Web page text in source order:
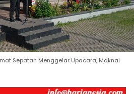
Sepatan Menggelar Upacara, Maknai